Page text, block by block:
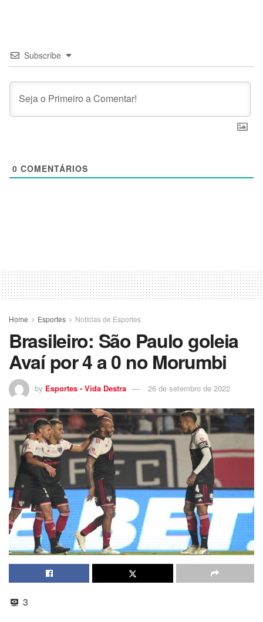
Subscribe
0 COMENTÁRIOS
Home Esportes Notícias de Esportes
Brasileiro: São Paulo goleia
Avaí por 4 a 0 no Morumbi
by Esportes - Vida Destra 26 de setembro de 2022
3